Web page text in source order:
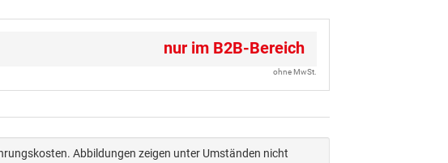
nur im B2B-Bereich
ohne MwSt.
Abbildungen zeigen unter Umständen nicht